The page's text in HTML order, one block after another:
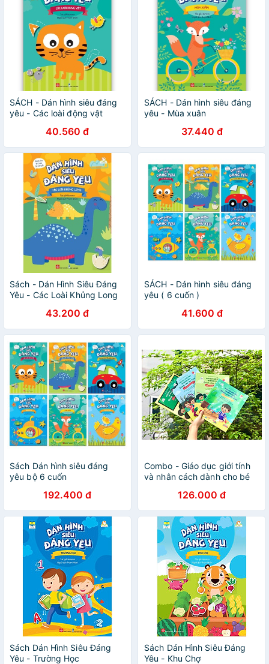
SÁCH - Dán hình siêu đáng
yêu - Các loài động vật
40.560 đ
SÁCH - Dán hình siêu đáng
yêu - Mùa xuân
37.440 đ
Sách - Dán Hình Siêu Đáng
Yêu - Các Loài Khủng Long
43.200 đ
SÁCH - Dán hình siêu đáng
yêu ( 6 cuốn )
41.600 đ
Sách Dán hình siêu đáng
yêu bộ 6 cuốn
192.400 đ
Combo - Giáo dục giới tính
và nhân cách dành cho bé
126.000 đ
Sách Dán Hình Siêu Đáng
Yêu - Trường Học
Sách Dán Hình Siêu Đáng
Yêu - Khu Chợ